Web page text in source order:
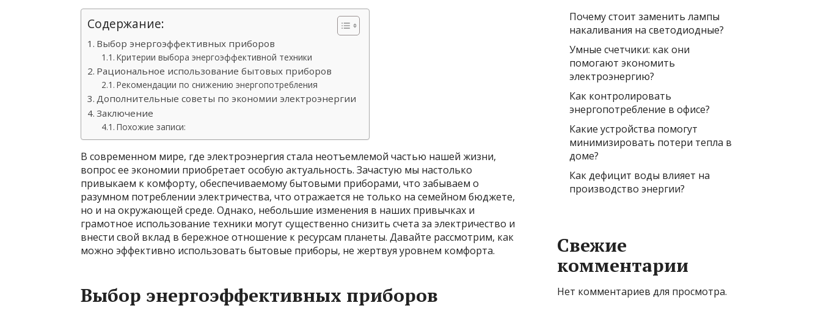
Содержание:
Выбор энергоэффективных приборов
Критерии выбора энергоэффективной техники
Рациональное использование бытовых приборов
Рекомендации по снижению энергопотребления
Дополнительные советы по экономии электроэнергии
Заключение
Похожие записи:
В современном мире, где электроэнергия стала неотъемлемой частью нашей жизни,
вопрос ее экономии приобретает особую актуальность. Зачастую мы настолько
привыкаем к комфорту, обеспечиваемому бытовыми приборами, что забываем о
разумном потреблении электричества, что отражается не только на семейном бюджете,
но и на окружающей среде. Однако, небольшие изменения в наших привычках и
грамотное использование техники могут существенно снизить счета за электричество и
внести свой вклад в бережное отношение к ресурсам планеты. Давайте рассмотрим, как
можно эффективно использовать бытовые приборы, не жертвуя уровнем комфорта.
Выбор энергоэффективных приборов
Почему стоит заменить лампы
накаливания на светодиодные?
Умные счетчики: как они
помогают экономить
электроэнергию?
Как контролировать
энергопотребление в офисе?
Какие устройства помогут
минимизировать потери тепла в
доме?
Как дефицит воды влияет на
производство энергии?
Свежие
комментарии
Нет комментариев для просмотра.